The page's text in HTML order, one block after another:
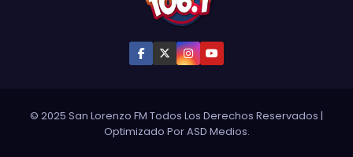
© 2025 San Lorenzo FM Todos Los Derechos Reservados |
Optimizado PorASD Medios.